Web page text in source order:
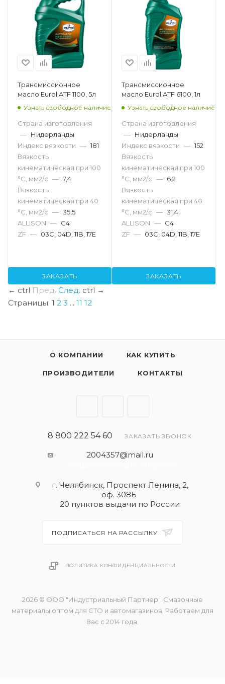
Трансмиссионное
масло Eurol ATF 1100, 5л
Узнать свободное наличие
Страна изготовления
— Нидерланды
Индекс вязкости — 181
Вязкость
кинематическая при 100
°С, мм2/с — 7,4
Вязкость
кинематическая при 40
°С, мм2/с — 35,5
ALLISON — C4
ZF — 03C, 04D, 11B, 17E
ЗАКАЗАТЬ
Трансмиссионное
масло Eurol ATF 6100, 1л
Узнать свободное наличие
Страна изготовления
— Нидерланды
Индекс вязкости — 152
Вязкость
кинематическая при 100
°С, мм2/с — 6.2
Вязкость
кинематическая при 40
°С, мм2/с — 31.4
ALLISON — C4
ZF — 03C, 04D, 11B, 17E
ЗАКАЗАТЬ
← ctrl Пред. След. ctrl →
Страницы: 1 2 3 ... 11 12
О КОМПАНИИ КАК КУПИТЬ
ПРОИЗВОДИТЕЛИ КОНТАКТЫ
8 800 222 54 60 ЗАКАЗАТЬ ЗВОНОК
2004357@mail.ru
г. Челябинск, Проспект Ленина, 2,
оф. 308Б
20 пунктов выдачи по России
ПОДПИСАТЬСЯ НА РАССЫЛКУ
ПОЛИТИКА КОНФИДЕНЦИАЛЬНОСТИ
2026 © ООО "Индустриальный Партнер". Смазочные
материалы оптом для СТО и автомагазинов. Работаем для
Вас с 2014 года.